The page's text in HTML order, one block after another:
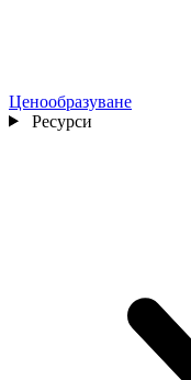
Ценообразуване
Ресурси